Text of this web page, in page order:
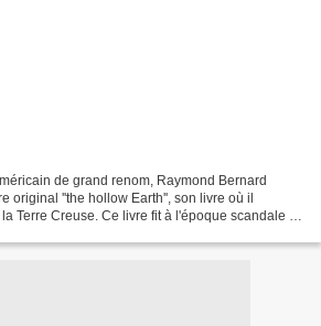
de grand renom, Raymond Bernard
original ''the hollow Earth'', son livre où il
Terre Creuse. Ce livre fit à l'époque scandale et